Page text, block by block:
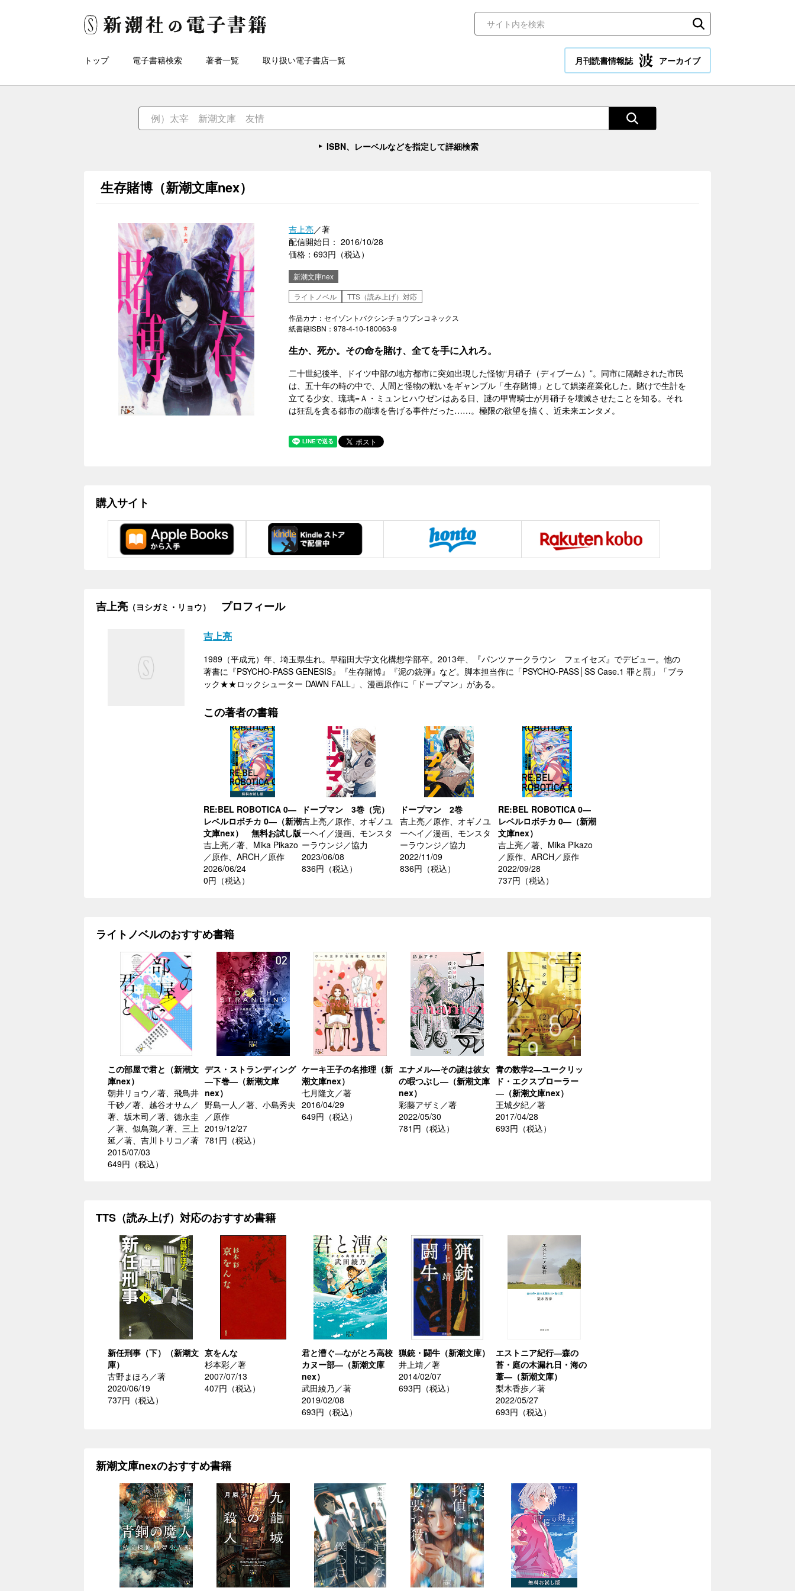
トップ 電子書籍検索 著者一覧 取り扱い電子書店一覧 月刊読書情報誌 アーカイブ
ISBN、レーベルなどを指定して詳細検索
生存賭博（新潮文庫nex）
吉上亮／著
配信開始日： 2016/10/28
価格：693円（税込）
新潮文庫nex
ライトノベル
TTS（読み上げ）対応
作品カナ：セイゾントバクシンチョウブンコネックス
紙書籍ISBN：978-4-10-180063-9
生か、死か。その命を賭け、全てを手に入れろ。
二十世紀後半、ドイツ中部の地方都市に突如出現した怪物“月硝子（ディブーム）”。同市に隔離された市民
は、五十年の時の中で、人間と怪物の戦いをギャンブル「生存賭博」として娯楽産業化した。賭けで生計を
立てる少女、琉璃=Ａ・ミュンヒハウゼンはある日、謎の甲冑騎士が月硝子を壊滅させたことを知る。それ
は狂乱を貪る都市の崩壊を告げる事件だった……。極限の欲望を描く、近未来エンタメ。
購入サイト
吉上亮 （ヨシガミ・リョウ） プロフィール
吉上亮
1989（平成元）年、埼玉県生れ。早稲田大学文化構想学部卒。2013年、『パンツァークラウン フェイセズ』でデビュー。他の
著書に『PSYCHO-PASS GENESIS』『生存賭博』『泥の銃弾』など。脚本担当作に「PSYCHO-PASS│SS Case.1 罪と罰」「ブラ
ック★★ロックシューター DAWN FALL」、漫画原作に「ドープマン」がある。
この著者の書籍
RE:BEL ROBOTICA 0―
レベルロボチカ 0―（新潮
文庫nex） 無料お試し版
吉上亮／著、Mika Pikazo
／原作、ARCH／原作
2026/06/24
0円（税込）
ドープマン 3巻（完）
吉上亮／原作、オギノユ
ーヘイ／漫画、モンスタ
ーラウンジ／協力
2023/06/08
836円（税込）
ドープマン 2巻
吉上亮／原作、オギノユ
ーヘイ／漫画、モンスタ
ーラウンジ／協力
2022/11/09
836円（税込）
RE:BEL ROBOTICA 0―
レベルロボチカ 0―（新潮
文庫nex）
吉上亮／著、Mika Pikazo
／原作、ARCH／原作
2022/09/28
737円（税込）
ライトノベルのおすすめ書籍
この部屋で君と（新潮文
庫nex）
朝井リョウ／著、飛鳥井
千砂／著、越谷オサム／
著、坂木司／著、徳永圭
／著、似鳥鶏／著、三上
延／著、吉川トリコ／著
2015/07/03
649円（税込）
デス・ストランディング
―下巻―（新潮文庫
nex）
野島一人／著、小島秀夫
／原作
2019/12/27
781円（税込）
ケーキ王子の名推理（新
潮文庫nex）
七月隆文／著
2016/04/29
649円（税込）
エナメル―その謎は彼女
の暇つぶし―（新潮文庫
nex）
彩藤アザミ／著
2022/05/30
781円（税込）
青の数学2―ユークリッ
ド・エクスプローラー
―（新潮文庫nex）
王城夕紀／著
2017/04/28
693円（税込）
TTS（読み上げ）対応のおすすめ書籍
新任刑事（下）（新潮文
庫）
古野まほろ／著
2020/06/19
737円（税込）
京をんな
杉本彩／著
2007/07/13
407円（税込）
君と漕ぐ―ながとろ高校
カヌー部―（新潮文庫
nex）
武田綾乃／著
2019/02/08
693円（税込）
猟銃・闘牛（新潮文庫）
井上靖／著
2014/02/07
693円（税込）
エストニア紀行―森の
苔・庭の木漏れ日・海の
葦―（新潮文庫）
梨木香歩／著
2022/05/27
693円（税込）
新潮文庫nexのおすすめ書籍